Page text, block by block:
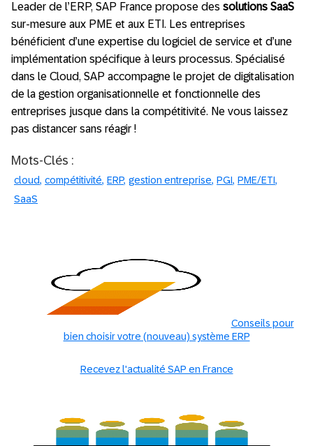
Leader de l’ERP, SAP France propose des solutions SaaS
sur-mesure aux PME et aux ETI. Les entreprises
bénéficient d’une expertise du logiciel de service et d’une
implémentation spécifique à leurs processus. Spécialisé
dans le Cloud, SAP accompagne le projet de digitalisation
de la gestion organisationnelle et fonctionnelle des
entreprises jusque dans la compétitivité. Ne vous laissez
pas distancer sans réagir !
Mots-Clés :
cloud compétitivité ERP gestion entreprise PGI PME/ETI
SaaS
Conseils pour
bien choisir votre (nouveau) système ERP
Recevez l'actualité SAP en France